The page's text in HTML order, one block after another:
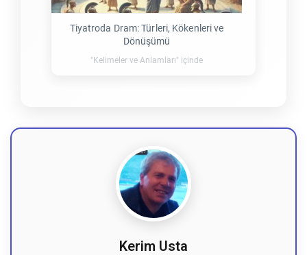
Tiyatroda Dram: Türleri, Kökenleri ve
Dönüşümü
"Kelimeler ve Anlamları" içinde
Kerim Usta